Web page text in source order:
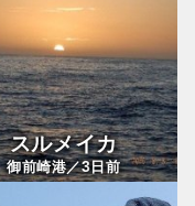
スルメイカ
御前崎港／3日前